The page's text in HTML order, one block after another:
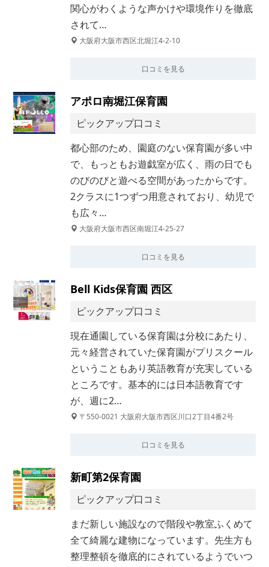
関心がわくような声かけや環境作りを徹底
されて…
大阪府大阪市西区北堀江4-2-10
口コミを見る
アポロ南堀江保育園
ピックアップ口コミ
都心部のため、園庭のない保育園が多い中
で、もっともお遊戯室が広く、雨の日でも
のびのびと遊べる空間があったからです。
2クラスに1つずつ用意されており、幼児で
も広々…
大阪府大阪市西区南堀江4-25-27
口コミを見る
Bell Kids保育園 西区
ピックアップ口コミ
現在通園している保育園は分校にあたり、
元々経営されていた保育園がプリスクール
ということもあり英語教育が充実している
ところです。基本的には日本語教育です
が、週に2…
〒550-0021 大阪府大阪市西区川口2丁目4番2号
口コミを見る
新町第2保育園
ピックアップ口コミ
まだ新しい施設なので階段や教室ふくめて
全て綺麗な建物になっています。先生方も
整理整頓を徹底的にされているようでいつ